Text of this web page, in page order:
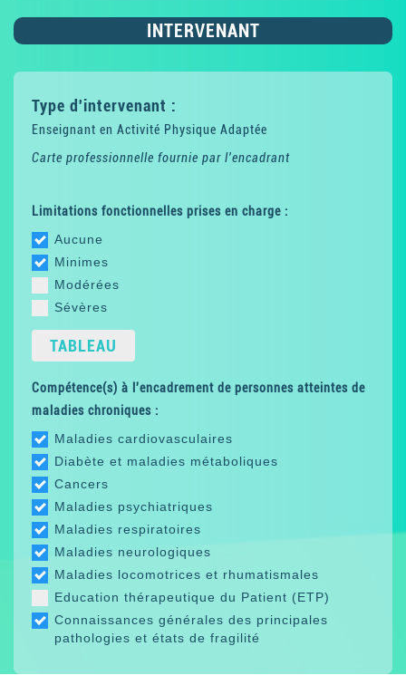
INTERVENANT
Type d'intervenant :
Enseignant en Activité Physique Adaptée
Carte professionnelle fournie par l'encadrant
Limitations fonctionnelles prises en charge :
Aucune
Minimes
Modérées
Sévères
TABLEAU
Compétence(s) à l'encadrement de personnes atteintes de
maladies chroniques :
Maladies cardiovasculaires
Diabète et maladies métaboliques
Cancers
Maladies psychiatriques
Maladies respiratoires
Maladies neurologiques
Maladies locomotrices et rhumatismales
Education thérapeutique du Patient (ETP)
Connaissances générales des principales
pathologies et états de fragilité